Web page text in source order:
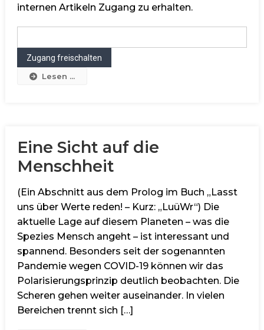
internen Artikeln Zugang zu erhalten.
Lesen ...
Eine Sicht auf die
Menschheit
(Ein Abschnitt aus dem Prolog im Buch „Lasst
uns über Werte reden! – Kurz: „LuüWr“) Die
aktuelle Lage auf diesem Planeten – was die
Spezies Mensch angeht – ist interessant und
spannend. Besonders seit der sogenannten
Pandemie wegen COVID-19 können wir das
Polarisierungsprinzip deutlich beobachten. Die
Scheren gehen weiter auseinander. In vielen
Bereichen trennt sich […]